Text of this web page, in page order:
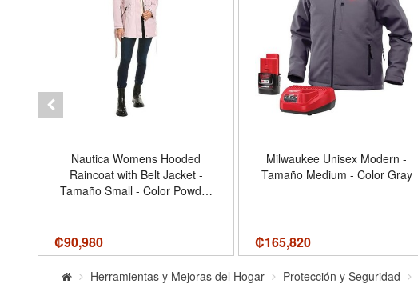
Nautica Womens Hooded
Raincoat with Belt Jacket -
Tamaño Small - Color Powder
₡90,980
Milwaukee Unisex Modern -
Tamaño Medium - Color Gray
₡165,820
Herramientas y Mejoras del Hogar Protección y Seguridad